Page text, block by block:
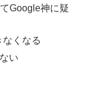
Google神に疑
くなる
い